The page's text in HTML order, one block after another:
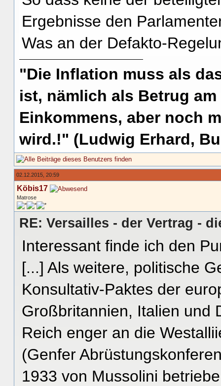
Ergebnisse den
Was an der Defakto-
"Die Inflation muss als
ist, nämlich als Betrug
Einkommens, aber noch
wird.!" (Ludwig Erhard,
02.12.2015, 20:59
Köbis17
Matrose
RE: Versailles - der Vertrag -
Interessant finde ich den
[...] Als weitere, politische
Konsultativ-Paktes der
Großbritannien, Italien und
Reich enger an die
(Genfer
1933 von Mussolini